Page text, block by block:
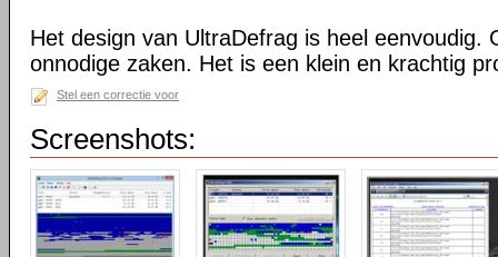
Het design van UltraDefrag is heel eenvoudig.
onnodige zaken. Het is een klein en krachtig
Stel een correctie voor
Screenshots: